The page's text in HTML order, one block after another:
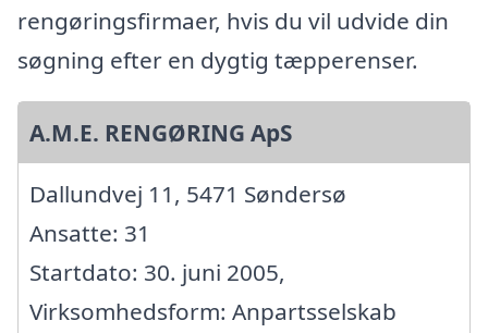
rengøringsfirmaer, hvis du vil udvide din
søgning efter en dygtig tæpperenser.
A.M.E. RENGØRING ApS
Dallundvej 11, 5471 Søndersø
Ansatte: 31
Startdato: 30. juni 2005,
Virksomhedsform: Anpartsselskab